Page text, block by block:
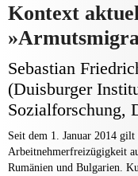
Kontext
Sebastian
(Duisburger
Sozialforschung,
Seit dem 1. Januar 2014
Arbeitnehmerfreizügigkeit
Rumänien und Bulgarien.